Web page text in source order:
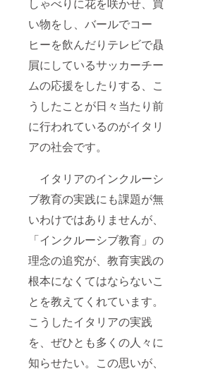
い物をし、バールでコー
ヒーを飲んだりテレビで贔
屓にしているサッカーチー
ムの応援をしたりする、こ
うしたことが日々当たり前
に行われているのがイタリ
アの社会です。
イタリアのインクルーシ
ブ教育の実践にも課題が無
いわけではありませんが、
「インクルーシブ教育」の
理念の追究が、教育実践の
根本になくてはならないこ
とを教えてくれています。
こうしたイタリアの実践
を、ぜひとも多くの人々に
知らせたい。この思いが、